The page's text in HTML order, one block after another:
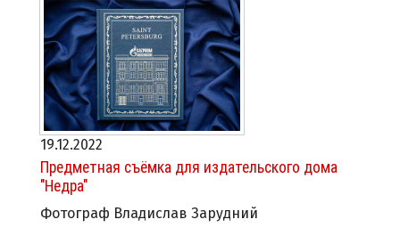
19.12.2022
Предметная съёмка для издательского дома
"Недра"
Фотограф Владислав Зарудний